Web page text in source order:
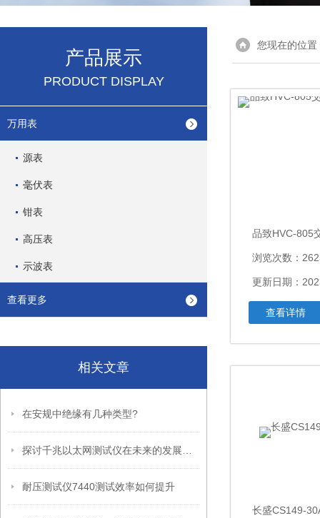
产品展示
PRODUCT DISPLAY
万用表
源表
毫伏表
钳表
高压表
示波表
查看更多
相关文章
在安规中绝缘有几种类型?
耐压测试仪7440测试效率如何提升
您现在的位置
浏览次数：
更新日期：
查看详情
长盛CS149-